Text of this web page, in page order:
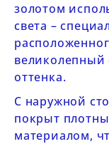
золотом
света –
великолепный
оттенка.
С наружной
покрыт
материалом,